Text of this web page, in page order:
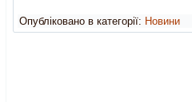
Опубліковано в категорії: Новини